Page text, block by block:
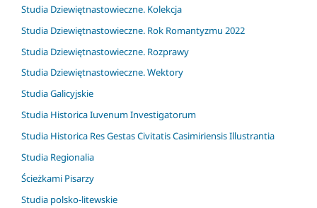
Studia Dziewiętnastowieczne. Kolekcja
Studia Dziewiętnastowieczne. Rok Romantyzmu 2022
Studia Dziewiętnastowieczne. Rozprawy
Studia Dziewiętnastowieczne. Wektory
Studia Galicyjskie
Studia Historica Iuvenum Investigatorum
Studia Historica Res Gestas Civitatis Casimiriensis Illustrantia
Studia Regionalia
Ścieżkami Pisarzy
Studia polsko-litewskie